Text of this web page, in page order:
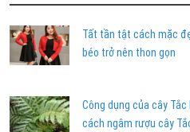
Tất tần tật cách mặc
béo trở nên thon gọn
Công dụng của cây Tắc
cách ngâm rượu cây